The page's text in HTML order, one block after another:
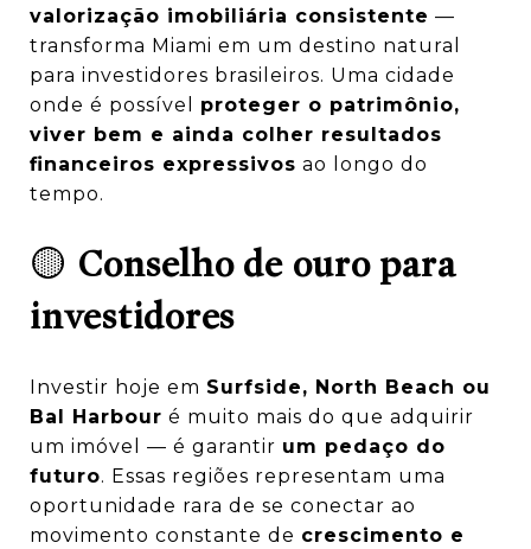
valorização imobiliária consistente —
transforma Miami em um destino natural
para investidores brasileiros. Uma cidade
onde é possível proteger o patrimônio,
viver bem e ainda colher resultados
financeiros expressivos ao longo do
tempo.
🟡 Conselho de ouro para
investidores
Investir hoje em Surfside, North Beach ou
Bal Harbour é muito mais do que adquirir
um imóvel — é garantir um pedaço do
futuro. Essas regiões representam uma
oportunidade rara de se conectar ao
movimento constante de crescimento e